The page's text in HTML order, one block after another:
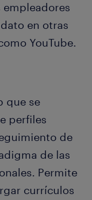
en otras
YouTube.
que se
perfiles
de
de las
Permite
currículos